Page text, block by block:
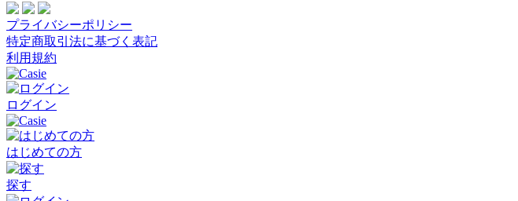
プライバシーポリシー
特定商取引法に基づく表記
利用規約
ログイン
はじめての方
探す